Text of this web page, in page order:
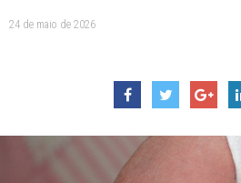
24 de maio de 2026